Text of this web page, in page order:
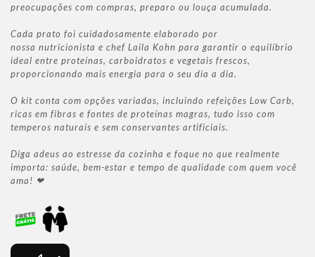
preocupações com compras, preparo ou louça acumulada.
Cada prato foi cuidadosamente elaborado por
nossa nutricionista e chef Laila Kohn para garantir o equilíbrio
ideal entre proteínas, carboidratos e vegetais frescos,
proporcionando mais energia para o seu dia a dia.
O kit conta com opções variadas, incluindo refeições Low Carb,
ricas em fibras e fontes de proteínas magras, tudo isso com
temperos naturais e sem conservantes artificiais.
Diga adeus ao estresse da cozinha e foque no que realmente
importa: saúde, bem-estar e tempo de qualidade com quem você
ama! ❤